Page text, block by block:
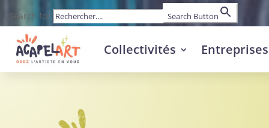
Search for: Search Button
Collectivités Entreprises